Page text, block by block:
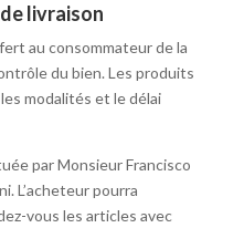
livraison
au consommateur de la
du bien. Les produits
modalités et le délai
par Monsieur Francisco
L’acheteur pourra
vous les articles avec